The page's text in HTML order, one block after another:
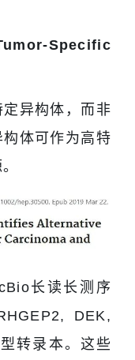
Specific
异构体，而非
体可作为高特
长读长测序
DEK,
转录本。这些